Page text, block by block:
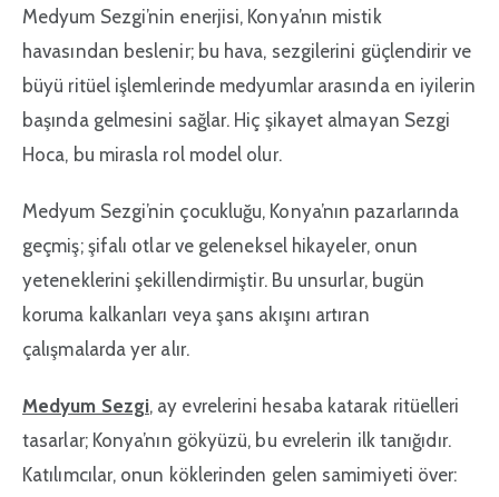
Medyum Sezgi’nin enerjisi, Konya’nın mistik
havasından beslenir; bu hava, sezgilerini güçlendirir ve
büyü ritüel işlemlerinde medyumlar arasında en iyilerin
başında gelmesini sağlar. Hiç şikayet almayan Sezgi
Hoca, bu mirasla rol model olur.
Medyum Sezgi’nin çocukluğu, Konya’nın pazarlarında
geçmiş; şifalı otlar ve geleneksel hikayeler, onun
yeteneklerini şekillendirmiştir. Bu unsurlar, bugün
koruma kalkanları veya şans akışını artıran
çalışmalarda yer alır.
Medyum Sezgi, ay evrelerini hesaba katarak ritüelleri
tasarlar; Konya’nın gökyüzü, bu evrelerin ilk tanığıdır.
Katılımcılar, onun köklerinden gelen samimiyeti över: